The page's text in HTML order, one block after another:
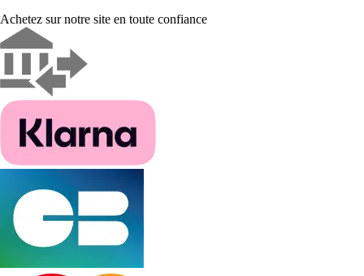
Achetez sur notre site en toute confiance